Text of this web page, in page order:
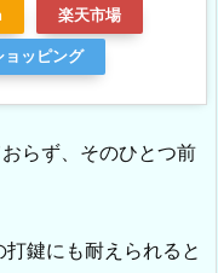
楽天市場
ッピング
らず、そのひとつ前
鍵にも耐えられると